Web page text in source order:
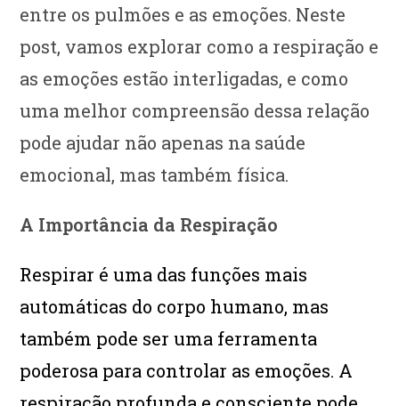
entre os pulmões e as emoções. Neste
post, vamos explorar como a respiração e
as emoções estão interligadas, e como
uma melhor compreensão dessa relação
pode ajudar não apenas na saúde
emocional, mas também física.
A Importância da Respiração
Respirar é uma das funções mais
automáticas do corpo humano, mas
também pode ser uma ferramenta
poderosa para controlar as emoções. A